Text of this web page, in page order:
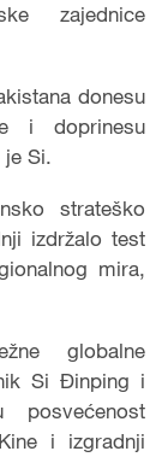
zajednice
donesu
i doprinesu
Si.
strateško
izdržalo test
mira,
globalne
Si Đinping i
i izgradnji